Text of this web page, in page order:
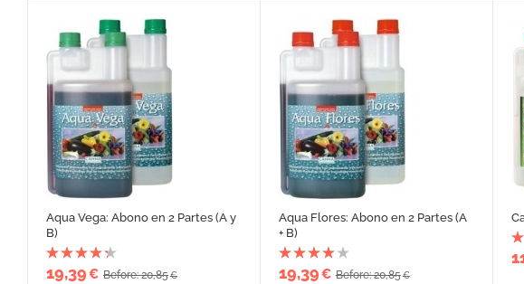
Aqua Vega: Abono en 2 Partes (A y
B)
19,39€ Before: 20,85€
Aqua Flores: Abono en 2 Partes (A
+ B)
19,39€ Before: 20,85€